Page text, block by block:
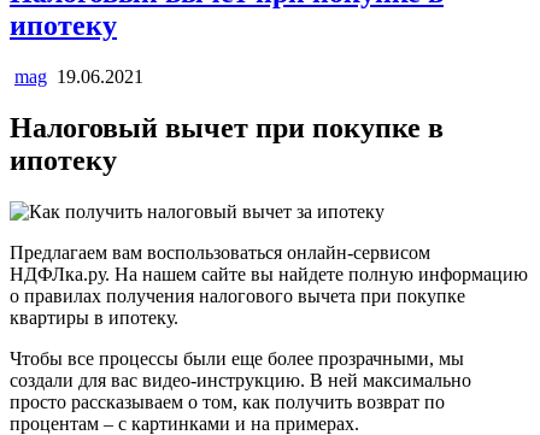
ипотеку
mag 19.06.2021
Налоговый вычет при покупке в
ипотеку
Предлагаем вам воспользоваться онлайн-сервисом
НДФЛка.ру. На нашем сайте вы найдете полную информацию
о правилах получения налогового вычета при покупке
квартиры в ипотеку.
Чтобы все процессы были еще более прозрачными, мы
создали для вас видео-инструкцию. В ней максимально
просто рассказываем о том, как получить возврат по
процентам – с картинками и на примерах.